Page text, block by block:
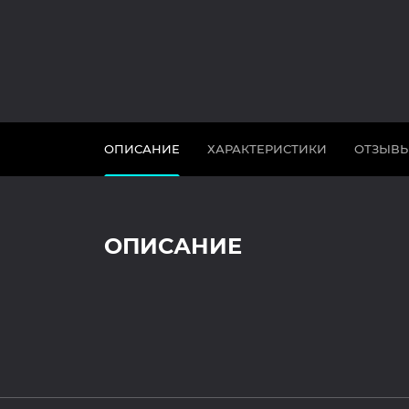
ОПИСАНИЕ ХАРАКТЕРИСТИКИ
ОПИСАНИЕ